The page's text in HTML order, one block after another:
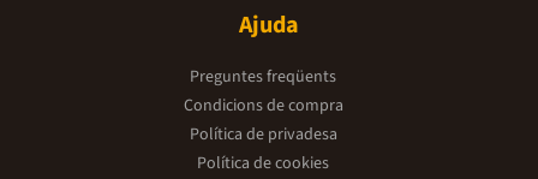
Ajuda
Preguntes freqüents
Condicions de compra
Política de privadesa
Política de cookies